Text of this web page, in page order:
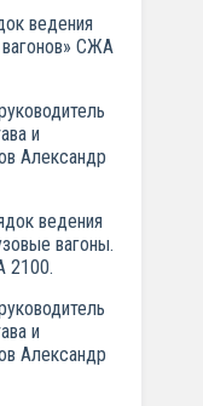
ведения
СЖА
и
Александр
ведения
вагоны.
2100.
и
Александр